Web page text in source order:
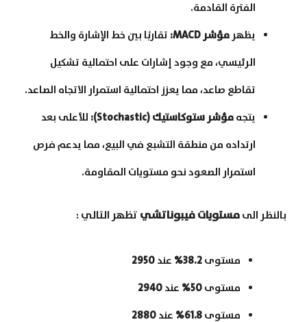
الفترة القادمة.
يظهر مؤشر MACD:
تقاربًا بين خط الإشارة والخط
الرئيسي، مع وجود إشارات على احتمالية تشكيل
تقاطع صاعد، مما يعزز احتمالية استمرار الاتجاه الصاعد.
يتجه مؤشر ستوكاستيك (Stochastic):
للأعلى بعد
ارتداده من منطقة التشبع في البيع، مما يدعم فرص
استمرار الصعود نحو مستويات المقاومة.
بالنظر الى مستويات فيبوناتشي تظهر التالي :
مستوى38.2% عند2950
مستوى50% عند2940
مستوى61.8% عند2880